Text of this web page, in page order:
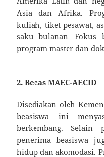
Asia dan Afrika.
kuliah, tiket pesawat,
saku bulanan. Fokus
program master dan
2. Becas MAEC-AECID
Disediakan oleh
beasiswa ini
berkembang. Selain
penerima beasiswa
hidup dan akomodasi.